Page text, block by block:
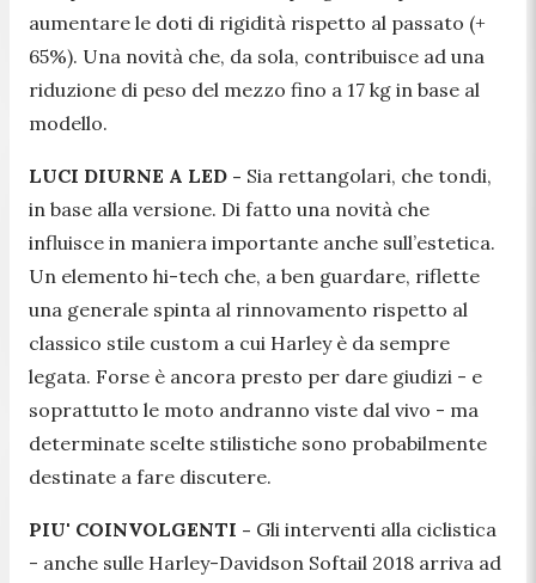
aumentare le doti di rigidità rispetto al passato (+
65%). Una novità che, da sola, contribuisce ad una
riduzione di peso del mezzo fino a 17 kg in base al
modello.
LUCI DIURNE A LED - Sia rettangolari, che tondi,
in base alla versione. Di fatto una novità che
influisce in maniera importante anche sull’estetica.
Un elemento hi-tech che, a ben guardare, riflette
una generale spinta al rinnovamento rispetto al
classico stile custom a cui Harley è da sempre
legata. Forse è ancora presto per dare giudizi - e
soprattutto le moto andranno viste dal vivo - ma
determinate scelte stilistiche sono probabilmente
destinate a fare discutere.
PIU' COINVOLGENTI - Gli interventi alla ciclistica
- anche sulle Harley-Davidson Softail 2018 arriva ad